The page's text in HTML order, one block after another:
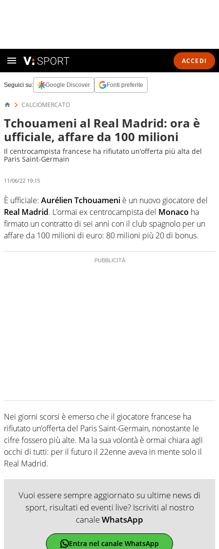
ACCEDI
Seguici su: Google Discover Fonti preferite
CALCIOMERCATO
Tchouameni al Real Madrid: ora è
ufficiale, affare da 100 milioni
Il centrocampista francese ha rifiutato un’offerta più alta del
Paris Saint-Germain
11/06/22 19:15
È ufficiale: Aurélien Tchouameni è un nuovo giocatore del
Real Madrid. L’ormai ex centrocampista del Monaco ha
firmato un contratto di sei anni con il club spagnolo per un
affare da 100 milioni di euro: 80 milioni più 20 di bonus.
Nei giorni scorsi è emerso che il giocatore francese ha
rifiutato un’offerta del Paris Saint-Germain, nonostante le
cifre fossero più alte. Ma la sua volontà è ormai chiara agli
occhi di tutti: per il futuro il 22enne aveva in mente solo il
Real Madrid.
Vuoi essere sempre aggiornato su ultime news di
sport, risultati ed eventi live? Iscriviti al nostro
canaleWhatsApp
Entra nel canale WhatsApp